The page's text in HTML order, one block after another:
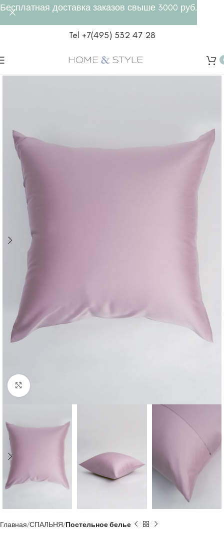
Tel +7(495) 532 47 28
Click to enlarge
Главная СПАЛЬНЯ Постельное белье
Бесплатная доставка заказов свыше 3000 руб.